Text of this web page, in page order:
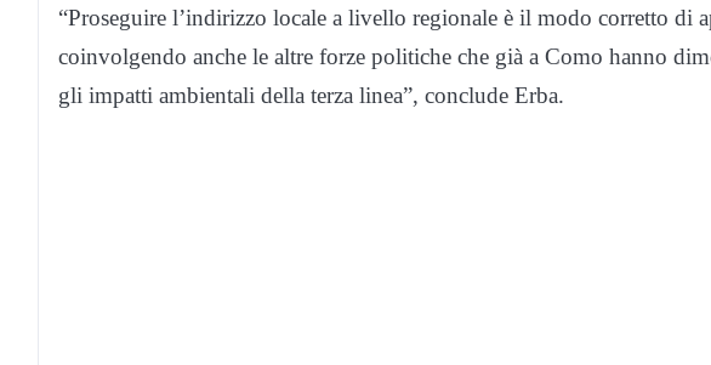
“Proseguire l’indirizzo locale a livello regionale è il modo corretto di
coinvolgendo anche le altre forze politiche che già a Como hanno
gli impatti ambientali della terza linea”, conclude Erba.